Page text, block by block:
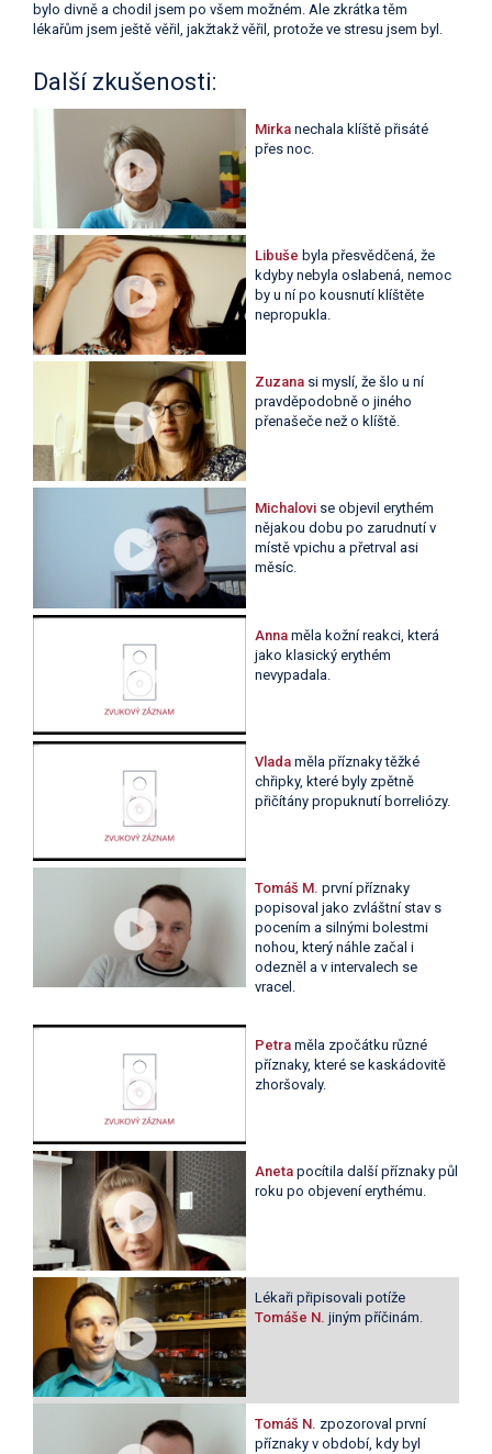
bylo divně a chodil jsem po všem možném. Ale zkrátka těm
lékařům jsem ještě věřil, jakžtakž věřil, protože ve stresu jsem byl.
Další zkušenosti:
Mirka nechala klíště přisáté
přes noc.
Libuše byla přesvědčená, že
kdyby nebyla oslabená, nemoc
by u ní po kousnutí klíštěte
nepropukla.
Zuzana si myslí, že šlo u ní
pravděpodobně o jiného
přenašeče než o klíště.
Michalovi se objevil erythém
nějakou dobu po zarudnutí v
místě vpichu a přetrval asi
měsíc.
Anna měla kožní reakci, která
jako klasický erythém
nevypadala.
Vlada měla příznaky těžké
chřipky, které byly zpětně
přičítány propuknutí borreliózy.
Tomáš M. první příznaky
popisoval jako zvláštní stav s
pocením a silnými bolestmi
nohou, který náhle začal i
odezněl a v intervalech se
vracel.
Petra měla zpočátku různé
příznaky, které se kaskádovitě
zhoršovaly.
Aneta pocítila další příznaky půl
roku po objevení erythému.
Lékaři připisovali potíže
Tomáše N. jiným příčinám.
Tomáš N. zpozoroval první
příznaky v období, kdy byl